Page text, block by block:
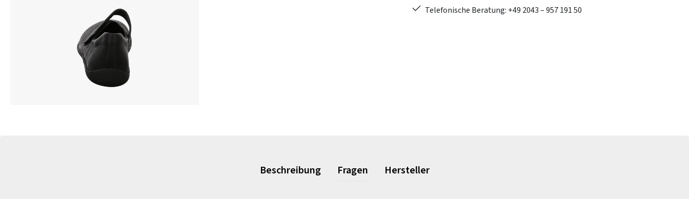
Telefonische Beratung: +49 2043 – 957 191 50
Beschreibung Fragen Hersteller